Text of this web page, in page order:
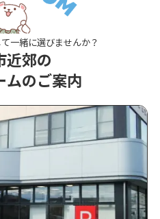
一緒に選びませんか？
近郊の
ムのご案内